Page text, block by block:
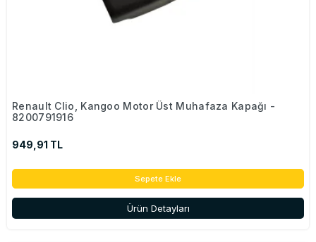
Renault Clio, Kangoo Motor Üst Muhafaza Kapağı -
8200791916
949,91 TL
Sepete Ekle
Ürün Detayları